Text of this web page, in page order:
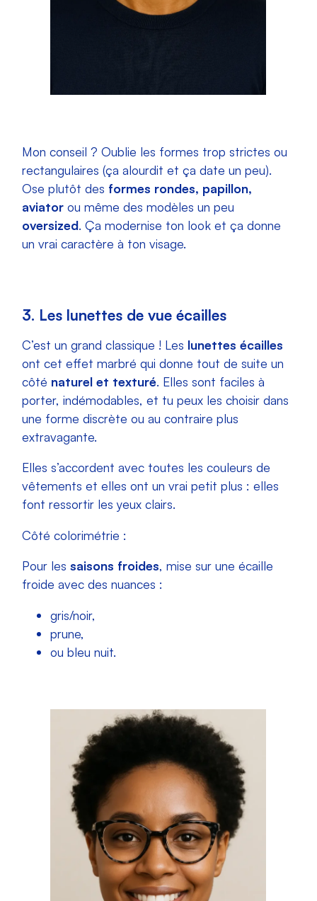
Mon conseil ? Oublie les formes trop strictes ou
rectangulaires (ça alourdit et ça date un peu).
Ose plutôt des formes rondes, papillon,
aviator ou même des modèles un peu
oversized. Ça modernise ton look et ça donne
un vrai caractère à ton visage.
3. Les lunettes de vue écailles
C’est un grand classique ! Les lunettes écailles
ont cet effet marbré qui donne tout de suite un
côté naturel et texturé. Elles sont faciles à
porter, indémodables, et tu peux les choisir dans
une forme discrète ou au contraire plus
extravagante.
Elles s’accordent avec toutes les couleurs de
vêtements et elles ont un vrai petit plus : elles
font ressortir les yeux clairs.
Côté colorimétrie :
Pour lessaisons froides, mise sur une écaille
froide avec des nuances :
gris/noir,
prune,
ou bleu nuit.